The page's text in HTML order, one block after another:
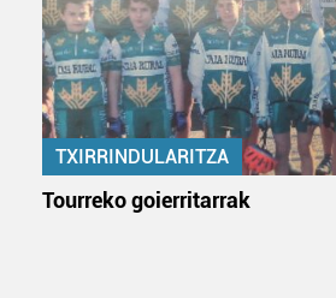
TXIRRINDULARITZA
Tourreko goierritarrak